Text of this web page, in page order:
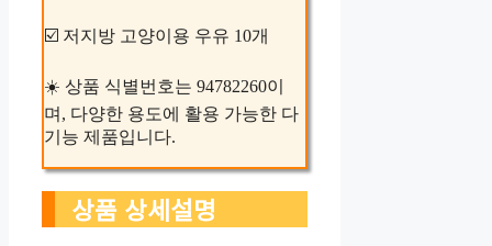
☑️ 저지방 고양이용 우유 10개
☀️ 상품 식별번호는 94782260이
며, 다양한 용도에 활용 가능한 다
기능 제품입니다.
상품 상세설명